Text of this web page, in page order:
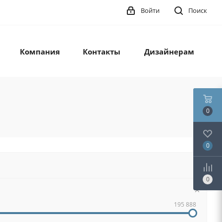
Поиск
Войти
Компания Контакты Дизайнерам
195 888
0
0
0